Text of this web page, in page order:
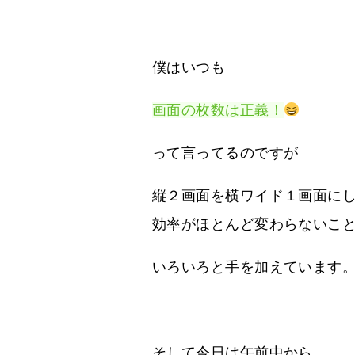
僕はいつも
画面の枚数は正義！
って言ってるのですが
縦２画面を横ワイド１画面に
効率がほとんど変わらないこと
いろいろと手を加えています。